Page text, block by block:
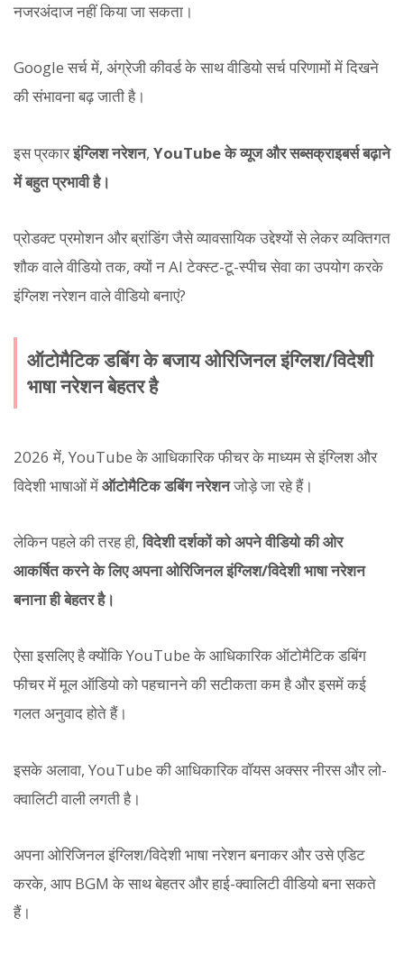
नजरअंदाज नहीं किया जा सकता।
Google सर्च में, अंग्रेजी कीवर्ड के साथ वीडियो सर्च परिणामों में दिखने
की संभावना बढ़ जाती है।
इस प्रकारइंग्लिश नरेशन, YouTube के व्यूज और सब्सक्राइबर्स बढ़ाने
में बहुत प्रभावी है।
प्रोडक्ट प्रमोशन और ब्रांडिंग जैसे व्यावसायिक उद्देश्यों से लेकर व्यक्तिगत
शौक वाले वीडियो तक, क्यों न AI टेक्स्ट-टू-स्पीच सेवा का उपयोग करके
इंग्लिश नरेशन वाले वीडियो बनाएं?
ऑटोमैटिक डबिंग के बजाय ओरिजिनल इंग्लिश/विदेशी
भाषा नरेशन बेहतर है
2026 में, YouTube के आधिकारिक फीचर के माध्यम से इंग्लिश और
विदेशी भाषाओं मेंऑटोमैटिक डबिंग नरेशनजोड़े जा रहे हैं।
लेकिन पहले की तरह ही,विदेशी दर्शकों को अपने वीडियो की ओर
आकर्षित करने के लिए अपना ओरिजिनल इंग्लिश/विदेशी भाषा नरेशन
बनाना ही बेहतर है।
ऐसा इसलिए है क्योंकि YouTube के आधिकारिक ऑटोमैटिक डबिंग
फीचर में मूल ऑडियो को पहचानने की सटीकता कम है और इसमें कई
गलत अनुवाद होते हैं।
इसके अलावा, YouTube की आधिकारिक वॉयस अक्सर नीरस और लो-
क्वालिटी वाली लगती है।
अपना ओरिजिनल इंग्लिश/विदेशी भाषा नरेशन बनाकर और उसे एडिट
करके, आप BGM के साथ बेहतर और हाई-क्वालिटी वीडियो बना सकते
हैं।